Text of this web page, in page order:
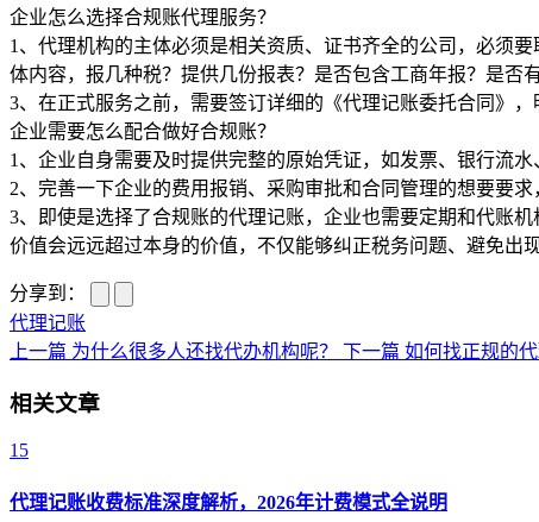
企业怎么选择合规账代理服务？
1、代理机构的主体必须是相关资质、证书齐全的公司，必须
体内容，报几种税？提供几份报表？是否包含工商年报？是否
3、在正式服务之前，需要签订详细的《代理记账委托合同》
企业需要怎么配合做好合规账？
1、企业自身需要及时提供完整的原始凭证，如发票、银行流
2、完善一下企业的费用报销、采购审批和合同管理的想要要求
3、即使是选择了合规账的代理记账，企业也需要定期和代账
价值会远远超过本身的价值，不仅能够纠正税务问题、避免出
分享到：
代理记账
上一篇 为什么很多人还找代办机构呢？ 下一篇 如何找正规的
相关文章
15
代理记账收费标准深度解析，2026年计费模式全说明